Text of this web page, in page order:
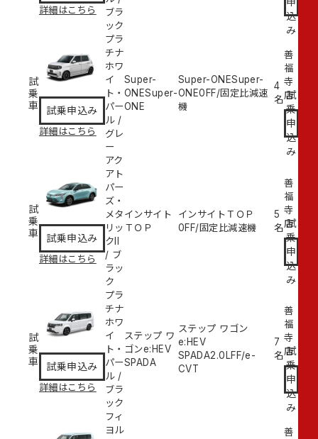
詳細はこちら
ブラ
ック
込
み
試
乗
車
試乗申込み
詳細はこちら
プラ
チナ
ホワ
イ
ト・
パー
ル/
グレ
ー
Super-
ONESuper-
ONE
Super-ONESuper-
ONE0 FF/固定比減速
機
4
名
善
福
寺
店
試
乗
申
込
み
試
乗
車
試乗申込み
詳細はこちら
アク
アト
パー
ズ・
メタ
リッ
クII
/ ブ
ラッ
ク
インサイト
ＴＯＰ
インサイトＴＯＰ
0FF/固定比減速機
5
名
善
福
寺
店
試
乗
申
込
み
試
乗
車
試乗申込み
詳細はこちら
プラ
チナ
ホワ
イ
ト・
パー
ル/
ブラ
ック
ステップ ワ
ゴンe:HEV
SPADA
ステップ ワゴン
e:HEV
SPADA2.0LFF/e-
CVT
7
名
善
福
寺
店
試
乗
申
込
み
フィ
ヨル
善